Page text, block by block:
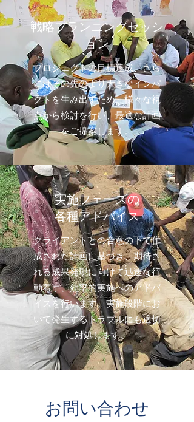
戦略プランニングセッシ
ョン
プロジェクトの目標達成、さら
にはその先のより大きなインパ
クトを生み出すため、様々な視
点から検討を行い、最適な計画
をご提案します。
実施フェーズの
各種アドバイス
クライアントとの合意の下で作
成された計画に基づき、期待さ
れる成果発現に向けて迅速な行
動着手、効率的実施へのアドバ
イスを行います。実施段階にお
いて発生するトラブルにも適切
に対処します。
お問い合わせ